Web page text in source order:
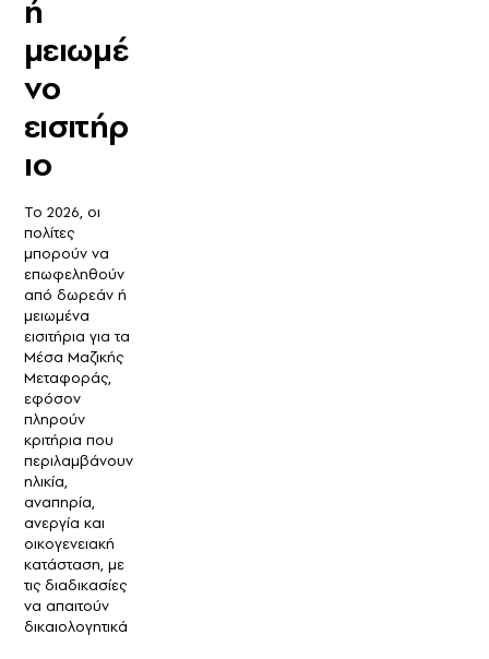
ή
μειωμέ
νο
εισιτήρ
ιο
Το 2026, οι
πολίτες
μπορούν να
επωφεληθούν
από δωρεάν ή
μειωμένα
εισιτήρια για τα
Μέσα Μαζικής
Μεταφοράς,
εφόσον
πληρούν
κριτήρια που
περιλαμβάνουν
ηλικία,
αναπηρία,
ανεργία και
οικογενειακή
κατάσταση, με
τις διαδικασίες
να απαιτούν
δικαιολογητικά